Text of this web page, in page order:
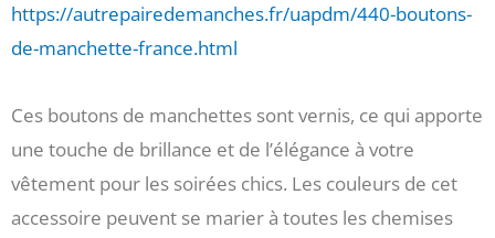
https://autrepairedemanches.fr/uapdm/440-boutons-
de-manchette-france.html
Ces boutons de manchettes sont vernis, ce qui apporte
une touche de brillance et de l’élégance à votre
vêtement pour les soirées chics. Les couleurs de cet
accessoire peuvent se marier à toutes les chemises